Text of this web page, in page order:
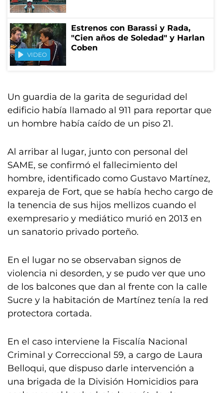
VIDEO
Estrenos con Barassi y Rada,
"Cien años de Soledad" y Harlan
Coben
Un guardia de la garita de seguridad del
edificio había llamado al 911 para reportar que
un hombre había caído de un piso 21.
Al arribar al lugar, junto con personal del
SAME, se confirmó el fallecimiento del
hombre, identificado como Gustavo Martínez,
expareja de Fort, que se había hecho cargo de
la tenencia de sus hijos mellizos cuando el
exempresario y mediático murió en 2013 en
un sanatorio privado porteño.
En el lugar no se observaban signos de
violencia ni desorden, y se pudo ver que uno
de los balcones que dan al frente con la calle
Sucre y la habitación de Martínez tenía la red
protectora cortada.
En el caso interviene la Fiscalía Nacional
Criminal y Correccional 59, a cargo de Laura
Belloqui, que dispuso darle intervención a
una brigada de la División Homicidios para